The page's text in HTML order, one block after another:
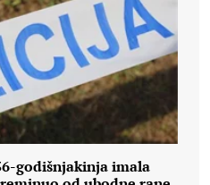
godišnjakinja imala